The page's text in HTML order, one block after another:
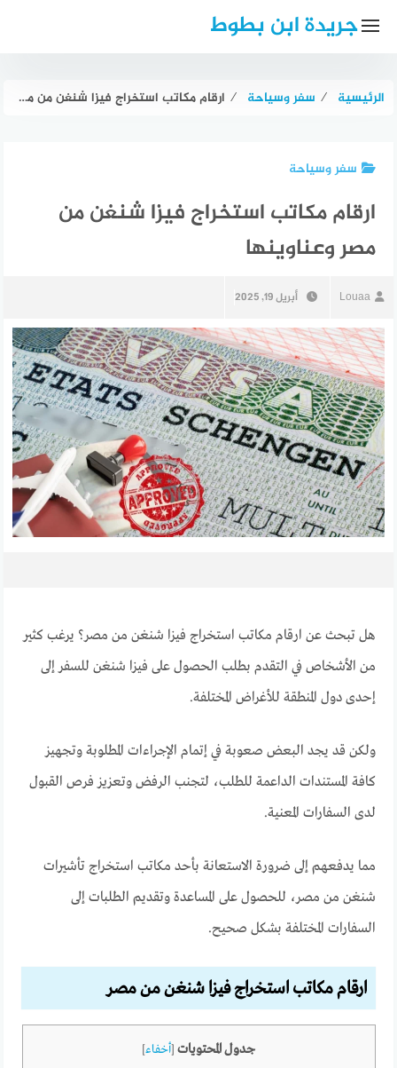
جريدة ابن بطوط
الرئيسية ⁄ سفر وسياحة ⁄ ارقام مكاتب استخراج فيزا شنغن من مصر وعناوينها
سفر وسياحة
ارقام مكاتب استخراج فيزا شنغن من
مصر وعناوينها
Louaa أبريل 19, 2025
هل تبحث عن ارقام مكاتب استخراج فيزا شنغن من مصر؟ يرغب كثير
من الأشخاص في التقدم بطلب الحصول على فيزا شنغن للسفر إلى
إحدى دول المنطقة للأغراض المختلفة.
ولكن قد يجد البعض صعوبة في إتمام الإجراءات المطلوبة وتجهيز
كافة المستندات الداعمة للطلب، لتجنب الرفض وتعزيز فرص القبول
لدى السفارات المعنية.
مما يدفعهم إلى ضرورة الاستعانة بأحد مكاتب استخراج تأشيرات
شنغن من مصر، للحصول على المساعدة وتقديم الطلبات إلى
السفارات المختلفة بشكل صحيح.
ارقام مكاتب استخراج فيزا شنغن من مصر
جدول المحتويات [أخفاء]